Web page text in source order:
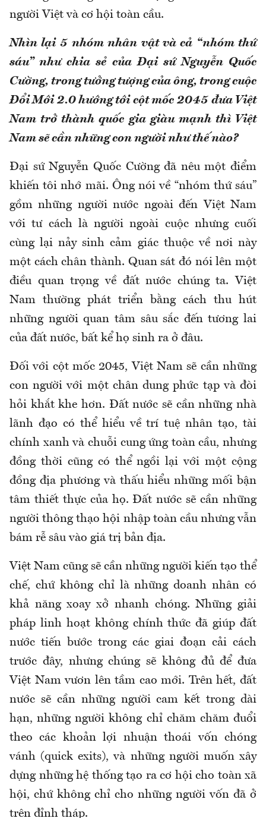
người Việt và cơ hội toàn cầu.
Nhìn lại 5 nhóm nhân vật và cả “nhóm thứ
sáu” như chia sẻ của Đại sứ Nguyễn Quốc
Cường, trong tưởng tượng của ông, trong cuộc
Đổi Mới 2.0 hướng tới cột mốc 2045 đưa Việt
Nam trở thành quốc gia giàu mạnh thì Việt
Nam sẽ cần những con người như thế nào?
Đại sứ Nguyễn Quốc Cường đã nêu một điểm
khiến tôi nhớ mãi. Ông nói về “nhóm thứ sáu”
gồm những người nước ngoài đến Việt Nam
với tư cách là người ngoài cuộc nhưng cuối
cùng lại nảy sinh cảm giác thuộc về nơi này
một cách chân thành. Quan sát đó nói lên một
điều quan trọng về đất nước chúng ta. Việt
Nam thường phát triển bằng cách thu hút
những người quan tâm sâu sắc đến tương lai
của đất nước, bất kể họ sinh ra ở đâu.
Đối với cột mốc 2045, Việt Nam sẽ cần những
con người với một chân dung phức tạp và đòi
hỏi khắt khe hơn. Đất nước sẽ cần những nhà
lãnh đạo có thể hiểu về trí tuệ nhân tạo, tài
chính xanh và chuỗi cung ứng toàn cầu, nhưng
đồng thời cũng có thể ngồi lại với một cộng
đồng địa phương và thấu hiểu những mối bận
tâm thiết thực của họ. Đất nước sẽ cần những
người thông thạo hội nhập toàn cầu nhưng vẫn
bám rễ sâu vào giá trị bản địa.
Việt Nam cũng sẽ cần những người kiến tạo thể
chế, chứ không chỉ là những doanh nhân có
khả năng xoay xở nhanh chóng. Những giải
pháp linh hoạt không chính thức đã giúp đất
nước tiến bước trong các giai đoạn cải cách
trước đây, nhưng chúng sẽ không đủ để đưa
Việt Nam vươn lên tầm cao mới. Trên hết, đất
nước sẽ cần những người cam kết trong dài
hạn, những người không chỉ chăm chăm đuổi
theo các khoản lợi nhuận thoái vốn chóng
vánh (quick exits), và những người muốn xây
dựng những hệ thống tạo ra cơ hội cho toàn xã
hội, chứ không chỉ cho những người vốn đã ở
trên đỉnh tháp.